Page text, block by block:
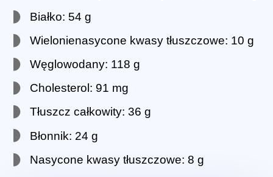
Białko: 54 g
Wielonienasycone kwasy tłuszczowe: 10 g
Węglowodany: 118 g
Cholesterol: 91 mg
Tłuszcz całkowity: 36 g
Błonnik: 24 g
Nasycone kwasy tłuszczowe: 8 g